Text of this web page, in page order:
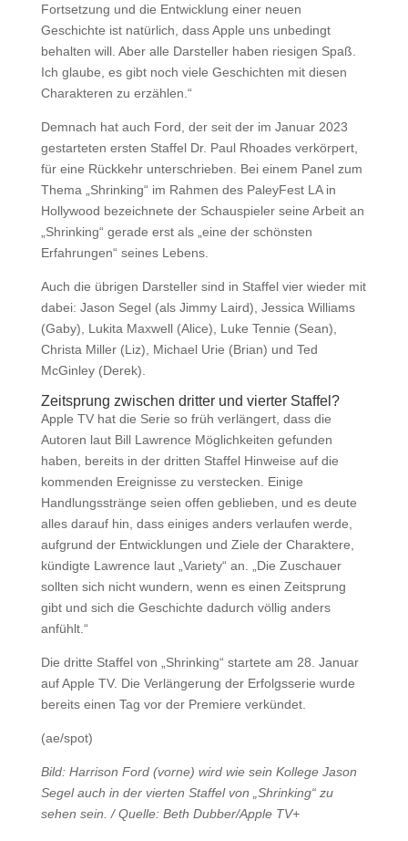
Fortsetzung und die Entwicklung einer neuen
Geschichte ist natürlich, dass Apple uns unbedingt
behalten will. Aber alle Darsteller haben riesigen Spaß.
Ich glaube, es gibt noch viele Geschichten mit diesen
Charakteren zu erzählen.“
Demnach hat auch Ford, der seit der im Januar 2023
gestarteten ersten Staffel Dr. Paul Rhoades verkörpert,
für eine Rückkehr unterschrieben. Bei einem Panel zum
Thema „Shrinking“ im Rahmen des PaleyFest LA in
Hollywood bezeichnete der Schauspieler seine Arbeit an
„Shrinking“ gerade erst als „eine der schönsten
Erfahrungen“ seines Lebens.
Auch die übrigen Darsteller sind in Staffel vier wieder mit
dabei: Jason Segel (als Jimmy Laird), Jessica Williams
(Gaby), Lukita Maxwell (Alice), Luke Tennie (Sean),
Christa Miller (Liz), Michael Urie (Brian) und Ted
McGinley (Derek).
Zeitsprung zwischen dritter und vierter Staffel?
Apple TV hat die Serie so früh verlängert, dass die
Autoren laut Bill Lawrence Möglichkeiten gefunden
haben, bereits in der dritten Staffel Hinweise auf die
kommenden Ereignisse zu verstecken. Einige
Handlungsstränge seien offen geblieben, und es deute
alles darauf hin, dass einiges anders verlaufen werde,
aufgrund der Entwicklungen und Ziele der Charaktere,
kündigte Lawrence laut „Variety“ an. „Die Zuschauer
sollten sich nicht wundern, wenn es einen Zeitsprung
gibt und sich die Geschichte dadurch völlig anders
anfühlt.“
Die dritte Staffel von „Shrinking“ startete am 28. Januar
auf Apple TV. Die Verlängerung der Erfolgsserie wurde
bereits einen Tag vor der Premiere verkündet.
(ae/spot)
Bild: Harrison Ford (vorne) wird wie sein Kollege Jason
Segel auch in der vierten Staffel von „Shrinking“ zu
sehen sein. / Quelle: Beth Dubber/Apple TV+